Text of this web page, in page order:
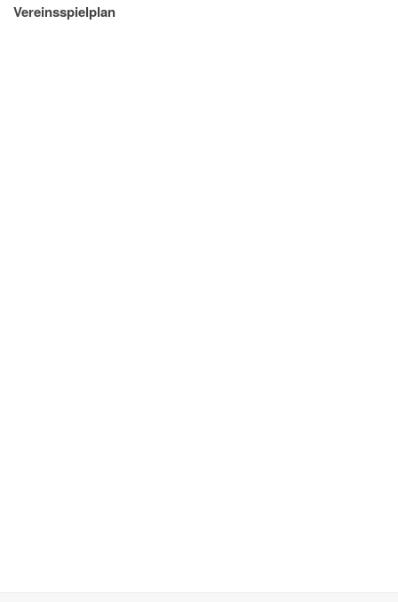
Vereinsspielplan